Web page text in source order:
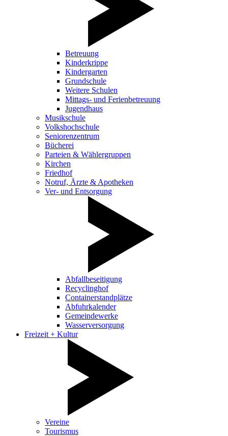
Betreuung
Kinderkrippe
Kindergarten
Grundschule
Weitere Schulen
Mittags- und Ferienbetreuung
Jugendhaus
Musikschule
Volkshochschule
Seniorenzentrum
Bücherei
Parteien & Wählergruppen
Kirchen
Friedhof
Notruf, Ärzte & Apotheken
Ver- und Entsorgung
Abfallbeseitigung
Recyclinghof
Containerstandplätze
Abfuhrkalender
Gemeindewerke
Wasserversorgung
Freizeit + Kultur
Vereine
Tourismus